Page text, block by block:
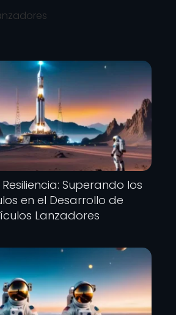
Superando los
en el Desarrollo de
Lanzadores